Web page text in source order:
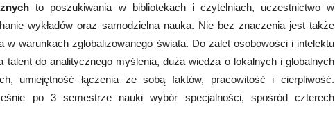
to poszukiwania w bibliotekach i czytelniach, uczestnictwo w
wykładów oraz samodzielna nauka. Nie bez znaczenia jest także
w warunkach zglobalizowanego świata. Do zalet osobowości i intelektu
talent do analitycznego myślenia, duża wiedza o lokalnych i globalnych
umiejętność łączenia ze sobą faktów, pracowitość i cierpliwość.
po 3 semestrze nauki wybór specjalności, spośród czterech